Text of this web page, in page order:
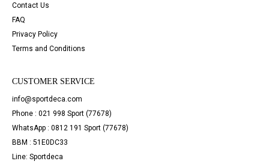
Contact Us
FAQ
Privacy Policy
Terms and Conditions
CUSTOMER SERVICE
info@sportdeca.com
Phone : 021 998 Sport (77678)
WhatsApp : 0812 191 Sport (77678)
BBM : 51E0DC33
Line: Sportdeca